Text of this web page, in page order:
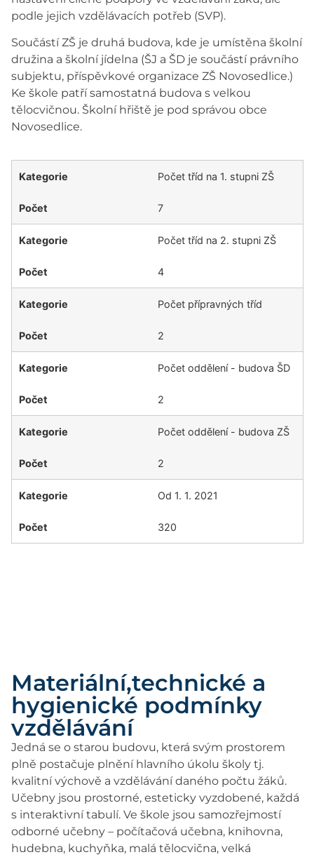
podle jejich vzdělávacích potřeb (SVP).
Součástí ZŠ je druhá budova, kde je umístěna školní
družina a školní jídelna (ŠJ a ŠD je součástí právního
subjektu, příspěvkové organizace ZŠ Novosedlice.)
Ke škole patří samostatná budova s velkou
tělocvičnou. Školní hřiště je pod správou obce
Novosedlice.
Počet tříd na 1. stupni ZŠ
7
Počet tříd na 2. stupni ZŠ
4
Počet přípravných tříd
2
Počet oddělení - budova ŠD
2
Počet oddělení - budova ZŠ
2
Od 1. 1. 2021
320
Materiální,technické a
hygienické podmínky
vzdělávání
Jedná se o starou budovu, která svým prostorem
plně postačuje plnění hlavního úkolu školy tj.
kvalitní výchově a vzdělávání daného počtu žáků.
Učebny jsou prostorné, esteticky vyzdobené, každá
s interaktivní tabulí. Ve škole jsou samozřejmostí
odborné učebny – počítačová učebna, knihovna,
hudebna, kuchyňka, malá tělocvična, velká